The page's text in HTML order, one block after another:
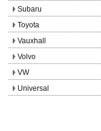
Subaru
Toyota
Vauxhall
Volvo
VW
Universal